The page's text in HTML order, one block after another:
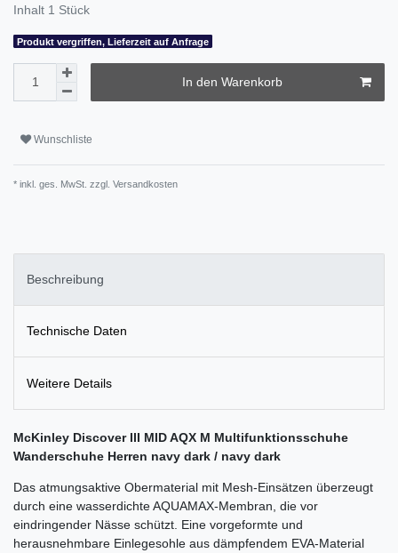
Inhalt 1 Stück
Produkt vergriffen, Lieferzeit auf Anfrage
In den Warenkorb
Wunschliste
* inkl. ges. MwSt. zzgl. Versandkosten
Beschreibung
Technische Daten
Weitere Details
McKinley Discover III MID AQX M Multifunktionsschuhe
Wanderschuhe Herren navy dark / navy dark
Das atmungsaktive Obermaterial mit Mesh-Einsätzen überzeugt
durch eine wasserdichte AQUAMAX-Membran, die vor
eindringender Nässe schützt. Eine vorgeformte und
herausnehmbare Einlegesohle aus dämpfendem EVA-Material